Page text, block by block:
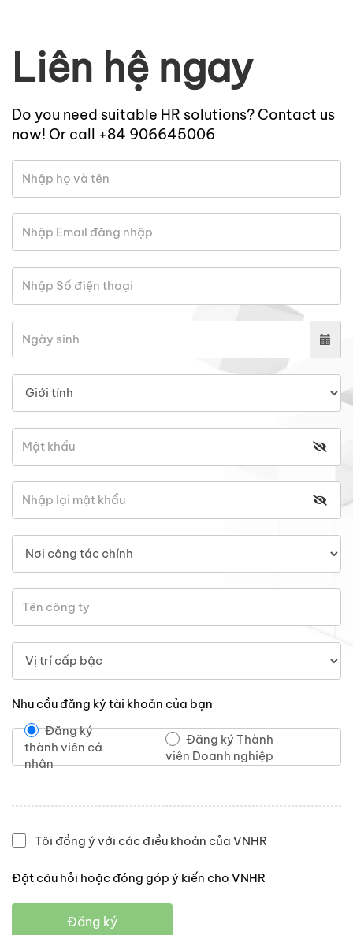
Liên hệ ngay
Do you need suitable HR solutions? Contact us
now! Or call +84 906645006
Nhu cầu đăng ký tài khoản của bạn
Đăng ký
thành viên cá
nhân
Đăng ký Thành
viên Doanh nghiệp
Tôi đồng ý với các điều khoản của VNHR
Đặt câu hỏi hoặc đóng góp ý kiến cho VNHR
Đăng ký